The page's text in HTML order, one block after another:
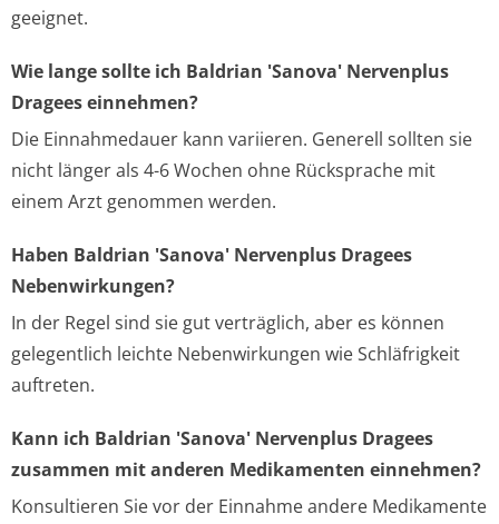
geeignet.
Wie lange sollte ich Baldrian 'Sanova' Nervenplus
Dragees einnehmen?
Die Einnahmedauer kann variieren. Generell sollten sie
nicht länger als 4-6 Wochen ohne Rücksprache mit
einem Arzt genommen werden.
Haben Baldrian 'Sanova' Nervenplus Dragees
Nebenwirkungen?
In der Regel sind sie gut verträglich, aber es können
gelegentlich leichte Nebenwirkungen wie Schläfrigkeit
auftreten.
Kann ich Baldrian 'Sanova' Nervenplus Dragees
zusammen mit anderen Medikamenten einnehmen?
Konsultieren Sie vor der Einnahme andere Medikamente